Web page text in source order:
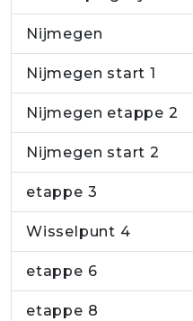
Nijmegen
Nijmegen start 1
Nijmegen etappe 2
Nijmegen start 2
etappe 3
Wisselpunt 4
etappe 6
etappe 8